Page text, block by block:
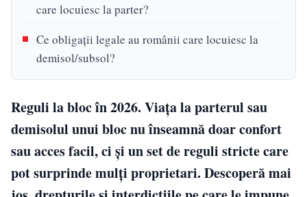
care locuiesc la parter?
Ce obligații legale au românii care locuiesc la
demisol/subsol?
Reguli la bloc în 2026. Viața la parterul sau
demisolul unui bloc nu înseamnă doar confort
sau acces facil, ci și un set de reguli stricte care
pot surprinde mulți proprietari. Descoperă mai